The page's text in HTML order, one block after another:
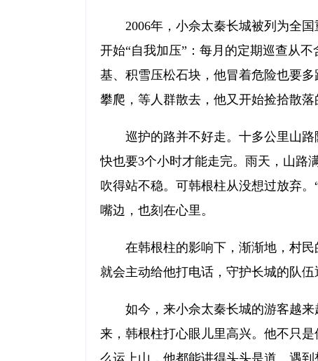
2006年，小佘太秦长城被列为全
开始“自我加压”：每月的定期巡查从
基、积雪压松石块，他冒着危险也要
攀爬，等人群散去，他又开始捡拾散落
巡护的路并不好走。十多公里山
快也要3个小时才能走完。雨天，山路
吹得站不稳。可韩根柱从没想过放弃
嘴边，也刻在心里。
在韩根柱的影响下，渐渐地，村
就会主动给他打电话，守护长城的队伍
如今，来小佘太秦长城的游客越
来，韩根柱打心眼儿里高兴。他不只
么运上山，他都能讲得头头是道。遇